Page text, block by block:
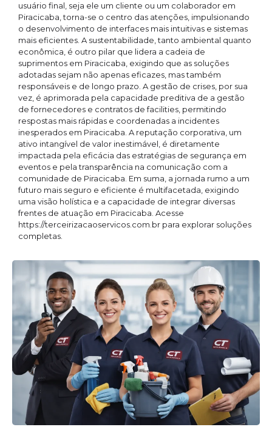
usuário final, seja ele um cliente ou um colaborador em
Piracicaba, torna-se o centro das atenções, impulsionando
o desenvolvimento de interfaces mais intuitivas e sistemas
mais eficientes. A sustentabilidade, tanto ambiental quanto
econômica, é outro pilar que lidera a cadeia de
suprimentos em Piracicaba, exigindo que as soluções
adotadas sejam não apenas eficazes, mas também
responsáveis e de longo prazo. A gestão de crises, por sua
vez, é aprimorada pela capacidade preditiva de a gestão
de fornecedores e contratos de facilities, permitindo
respostas mais rápidas e coordenadas a incidentes
inesperados em Piracicaba. A reputação corporativa, um
ativo intangível de valor inestimável, é diretamente
impactada pela eficácia das estratégias de segurança em
eventos e pela transparência na comunicação com a
comunidade de Piracicaba. Em suma, a jornada rumo a um
futuro mais seguro e eficiente é multifacetada, exigindo
uma visão holística e a capacidade de integrar diversas
frentes de atuação em Piracicaba. Acesse
https://terceirizacaoservicos.com.br para explorar soluções
completas.